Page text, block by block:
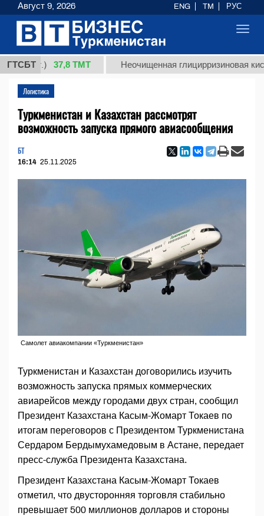
ГТСБТ37,8 ТМТ Неочищенная глицирризиновая кислота
Логистика
Туркменистан и Казахстан рассмотрят
возможность запуска прямого авиасообщения
БТ
16:14 25.11.2025
Самолет авиакомпании «Туркменистан»
Туркменистан и Казахстан договорились изучить
возможность запуска прямых коммерческих
авиарейсов между городами двух стран, сообщил
Президент Казахстана Касым-Жомарт Токаев по
итогам переговоров с Президентом Туркменистана
Сердаром Бердымухамедовым в Астане, передает
пресс-служба Президента Казахстана.
Президент Казахстана Касым-Жомарт Токаев
отметил, что двусторонняя торговля стабильно
превышает 500 миллионов долларов и стороны
Август 9, 2026 ENG TM РУС